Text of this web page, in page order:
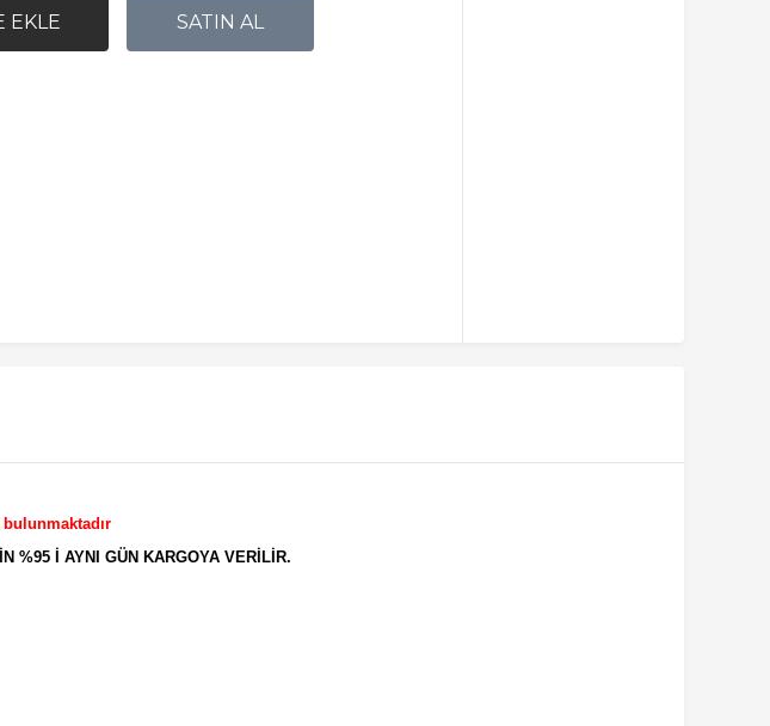
%95 İ AYNI GÜN KARGOYA VERİLİR.